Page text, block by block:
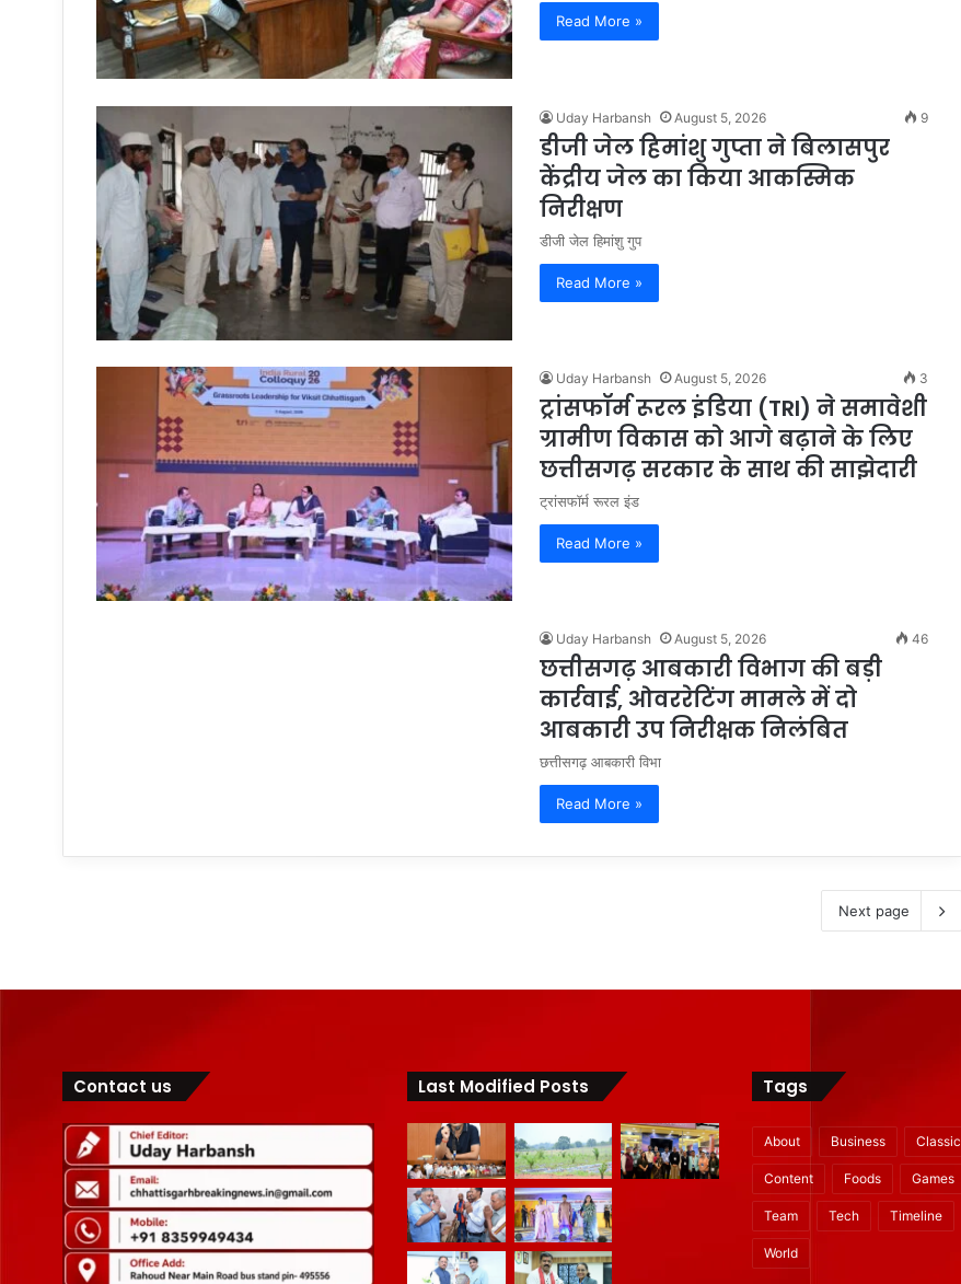
Read More »
Uday Harbansh August 5, 2026 9
डीजी जेल हिमांशु गुप्ता ने बिलासपुर
केंद्रीय जेल का किया आकस्मिक
निरीक्षण
डीजी जेल हिमांशु गुप
Read More »
Uday Harbansh August 5, 2026 3
ट्रांसफॉर्म रूरल इंडिया (TRI) ने समावेशी
ग्रामीण विकास को आगे बढ़ाने के लिए
छत्तीसगढ़ सरकार के साथ की साझेदारी
ट्रांसफॉर्म रूरल इंड
Read More »
Uday Harbansh August 5, 2026 46
छत्तीसगढ़ आबकारी विभाग की बड़ी
कार्रवाई, ओवररेटिंग मामले में दो
आबकारी उप निरीक्षक निलंबित
छत्तीसगढ़ आबकारी विभा
Read More »
Next page
Contact us Last Modified Posts Tags
About Business Classic
Content Foods Games
Team Tech Timeline
World